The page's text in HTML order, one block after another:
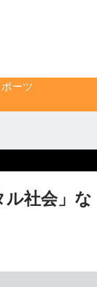
ポーツ
社会」な